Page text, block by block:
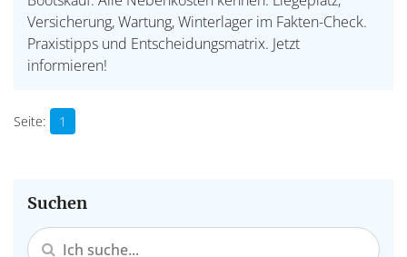
Versicherung, Wartung, Winterlager im Fakten-Check.
Praxistipps und Entscheidungsmatrix. Jetzt
informieren!
1
Suchen